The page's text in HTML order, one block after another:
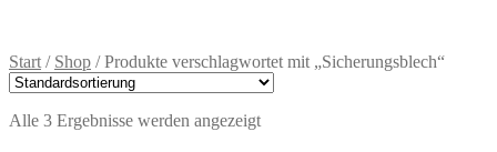
Start / Shop /Produkte verschlagwortet mit „Sicherungsblech“
Alle 3 Ergebnisse werden angezeigt